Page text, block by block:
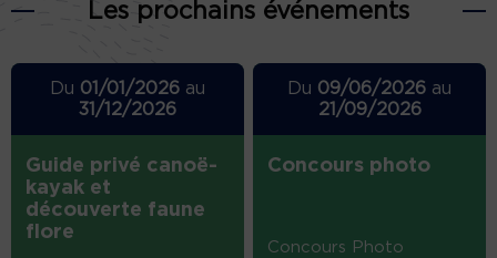
Les prochains événements
Du 01/01/2026au
31/12/2026
Guide privé canoë-
kayak et
découverte faune
flore
Du 09/06/2026 au
21/09/2026
Concours photo
Concours Photo